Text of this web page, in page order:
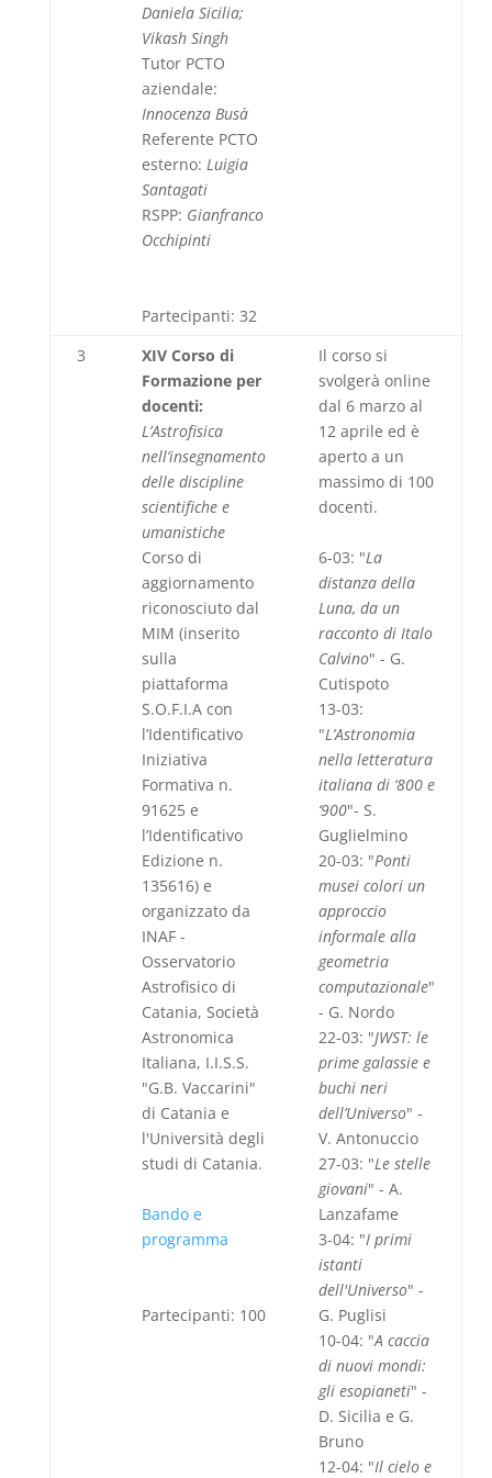
Daniela Sicilia;
Vikash Singh
Tutor PCTO
aziendale:
Innocenza Busà
Referente PCTO
esterno: Luigia
Santagati
RSPP: Gianfranco
Occhipinti
Partecipanti: 32
3
XIV Corso di
Formazione per
docenti:
L’Astrofisica
nell’insegnamento
delle discipline
scientifiche e
umanistiche
Corso di
aggiornamento
riconosciuto dal
MIM (inserito
sulla
piattaforma
S.O.F.I.A con
l’Identificativo
Iniziativa
Formativa n.
91625 e
l’Identificativo
Edizione n.
135616) e
organizzato da
INAF -
Osservatorio
Astrofisico di
Catania, Società
Astronomica
Italiana, I.I.S.S.
"G.B. Vaccarini"
di Catania e
l'Università degli
studi di Catania.
Bando e
programma
Partecipanti: 100
Il corso si
svolgerà online
dal 6 marzo al
12 aprile ed è
aperto a un
massimo di 100
docenti.
6-03: "La
distanza della
Luna, da un
racconto di Italo
Calvino" - G.
Cutispoto
13-03:
"L’Astronomia
nella letteratura
italiana di ‘800 e
‘900"- S.
Guglielmino
20-03: "Ponti
musei colori un
approccio
informale alla
geometria
computazionale"
- G. Nordo
22-03: "JWST: le
prime galassie e
buchi neri
dell’Universo" -
V. Antonuccio
27-03: "Le stelle
giovani" - A.
Lanzafame
3-04: "I primi
istanti
dell'Universo" -
G. Puglisi
10-04: "A caccia
di nuovi mondi:
gli esopianeti" -
D. Sicilia e G.
Bruno
12-04: "Il cielo e